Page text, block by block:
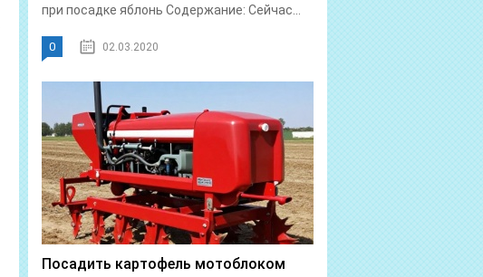
при посадке яблонь Содержание: Сейчас...
0 02.03.2020
Посадить картофель мотоблоком